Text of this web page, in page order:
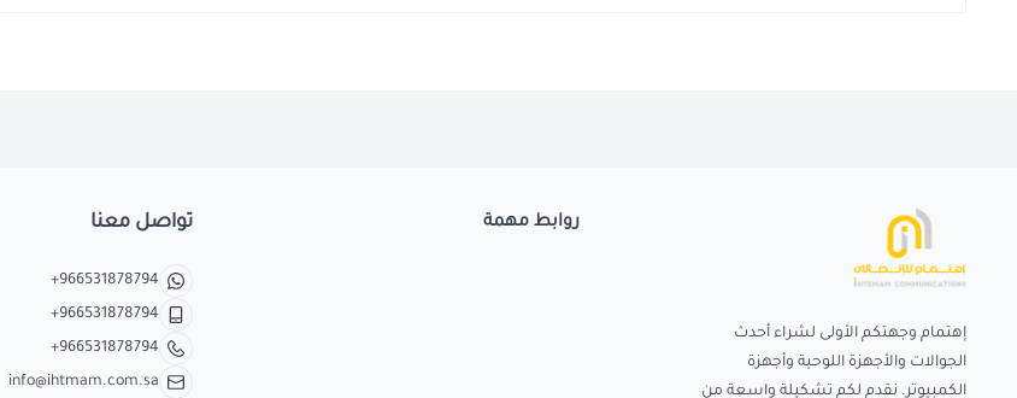
إهتمام وجهتكم الأولى لشراء أحدث
الجوالات والأجهزة اللوحية وأجهزة
الكمبيوتر. نقدم لكم تشكيلة واسعة من
روابط مهمة تواصل معنا
+966531878794
+966531878794
+966531878794
info@ihtmam.com.sa